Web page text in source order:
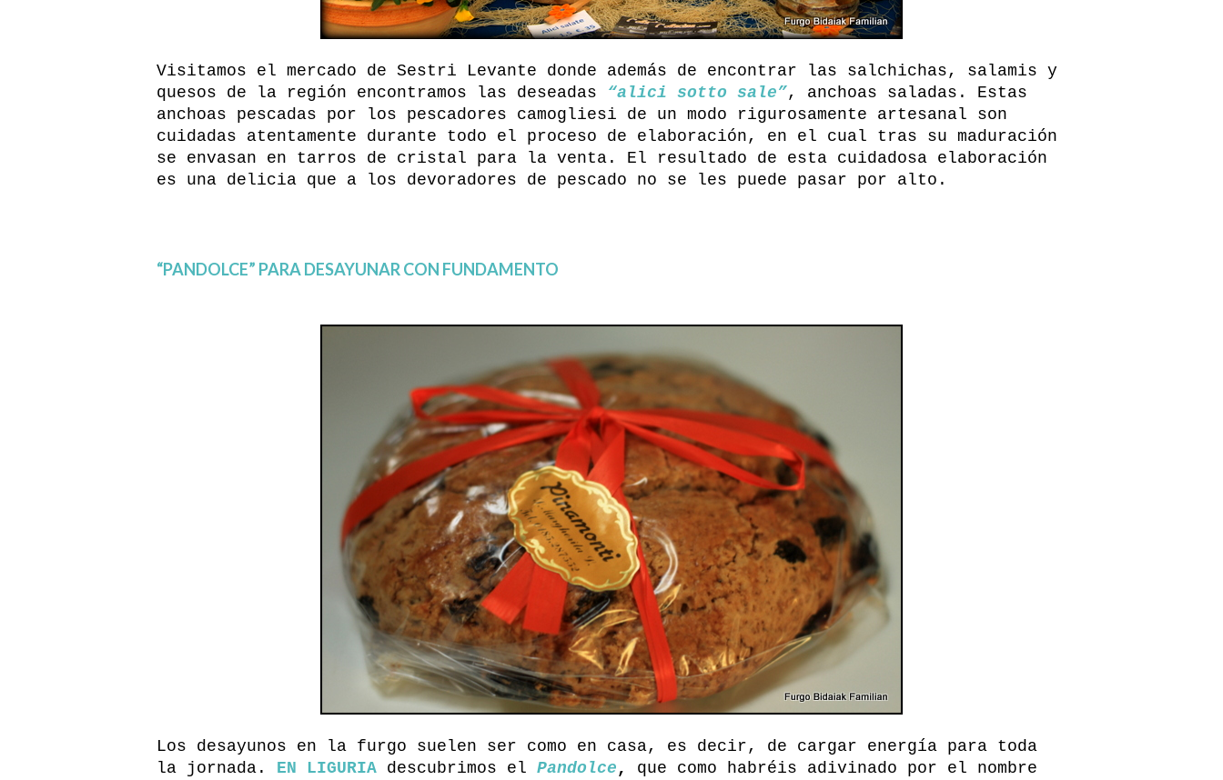
Visitamos el mercado de Sestri Levante donde además de encontrar las salchichas, salamis y
quesos de la región encontramos las deseadas “alici sotto sale”, anchoas saladas. Estas
anchoas pescadas por los pescadores camogliesi de un modo rigurosamente artesanal son
cuidadas atentamente durante todo el proceso de elaboración, en el cual tras su maduración
se envasan en tarros de cristal para la venta. El resultado de esta cuidadosa elaboración
es una delicia que a los devoradores de pescado no se les puede pasar por alto.
“PANDOLCE” PARA DESAYUNAR CON FUNDAMENTO
Los desayunos en la furgo suelen ser como en casa, es decir, de cargar energía para toda
la jornada. EN LIGURIA descubrimos el Pandolce ,
que como habréis adivinado por el nombre